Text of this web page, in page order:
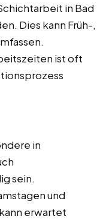
in Bad
Dies kann Früh-,
ist oft
in
sein.
und
erwartet